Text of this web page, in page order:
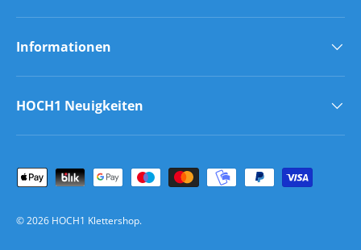
Informationen
HOCH1 Neuigkeiten
Zahlungsmethoden
© 2026 HOCH1 Klettershop.